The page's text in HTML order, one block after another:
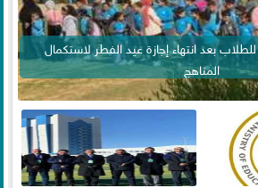
بعد انتهاء إجازة عيد الفطر لاستكمال
المناهج